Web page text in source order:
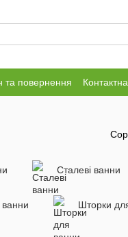
та повернення
Сталеві ванни
ванни Шторки